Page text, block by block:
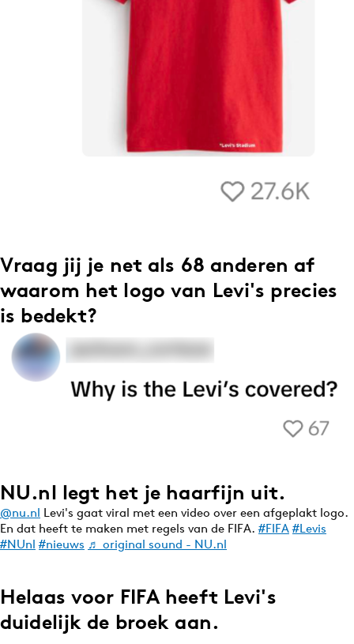
Vraag jij je net als 68 anderen af
waarom het logo van Levi's precies
is bedekt?
NU.nl legt het je haarfijn uit.
@nu.nl Levi's gaat viral met een video over een afgeplakt logo.
En dat heeft te maken met regels van de FIFA.#FIFA #Levis
#NUnl #nieuws ♬ original sound - NU.nl
Helaas voor FIFA heeft Levi's
duidelijk de broek aan.